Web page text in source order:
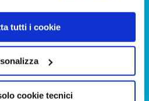
o altro strumento di
tecnici. Cliccando su
il consenso
potrà scegliere, in modo più
tutti i cookie
cookie tecnici
DA PREPARARE CON